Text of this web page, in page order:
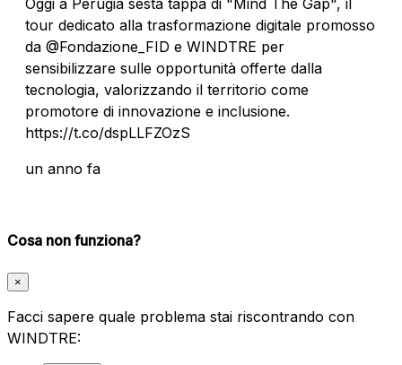
tour dedicato alla trasformazione digitale promosso
da @Fondazione_FID e WINDTRE per
sensibilizzare sulle opportunità offerte dalla
tecnologia, valorizzando il territorio come
promotore di innovazione e inclusione.
https://t.co/dspLLFZOzS
un anno fa
Cosa non funziona?
×
Facci sapere quale problema stai riscontrando con
WINDTRE: